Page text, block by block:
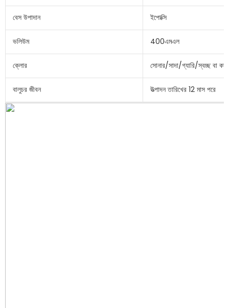
বেস উপাদান ইপোক্সি
ভলিউম 400এমএল
ক্লোর সোনার/সাদা/গ্যারি/স্বচ্ছ বা
বালুচর জীবন উত্পাদন তারিখের 12 মাস পরে